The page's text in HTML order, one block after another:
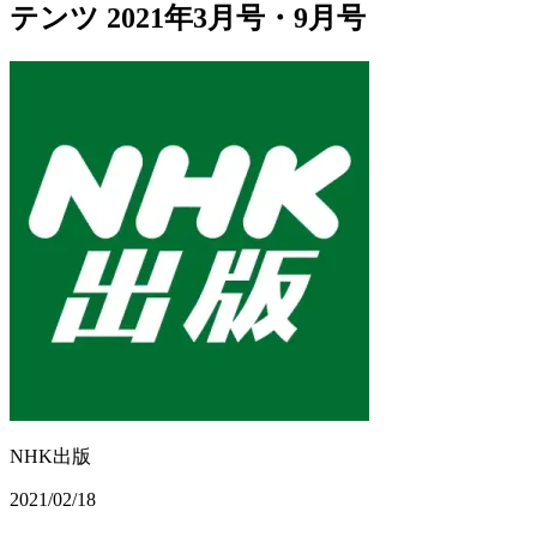
テンツ 2021年3月号・9月号
NHK出版
2021/02/18